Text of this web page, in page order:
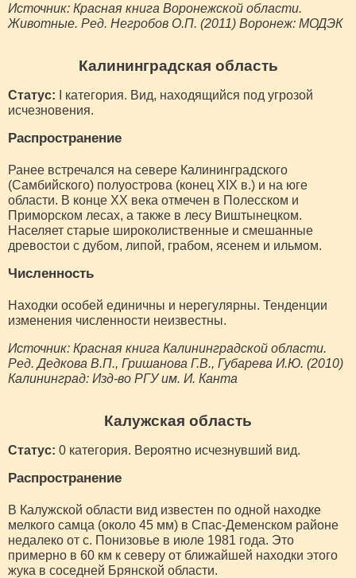
Источник: Красная книга Воронежской области.
Животные. Ред. Негробов О.П. (2011) Воронеж: МОДЭК
Калининградская область
Статус: I категория. Вид, находящийся под угрозой
исчезновения.
Распространение
Ранее встречался на севере Калининградского
(Самбийского) полуострова (конец XIX в.) и на юге
области. В конце XX века отмечен в Полесском и
Приморском лесах, а также в лесу Виштынецком.
Населяет старые широколиственные и смешанные
древостои с дубом, липой, грабом, ясенем и ильмом.
Численность
Находки особей единичны и нерегулярны. Тенденции
изменения численности неизвестны.
Источник: Красная книга Калининградской области.
Ред. Дедкова В.П., Гришанова Г.В., Губарева И.Ю. (2010)
Калининград: Изд-во РГУ им. И. Канта
Калужская область
Статус: 0 категория. Вероятно исчезнувший вид.
Распространение
В Калужской области вид известен по одной находке
мелкого самца (около 45 мм) в Спас-Деменском районе
недалеко от с. Понизовье в июле 1981 года. Это
примерно в 60 км к северу от ближайшей находки этого
жука в соседней Брянской области.